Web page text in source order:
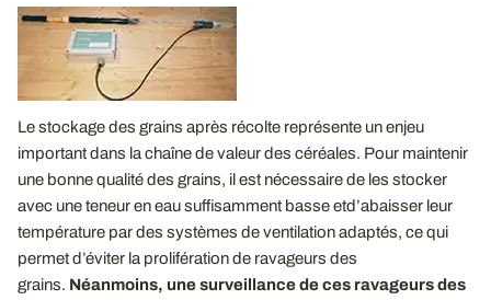
Le stockage des grains après récolte représente un enjeu
important dans la chaîne de valeur des céréales. Pour maintenir
une bonne qualité des grains, il est nécessaire de les stocker
avec une teneur en eau suffisamment basse etd’abaisser leur
température par des systèmes de ventilation adaptés, ce qui
permet d’éviter la prolifération de ravageurs des
grains. Néanmoins, une surveillance de ces ravageurs des